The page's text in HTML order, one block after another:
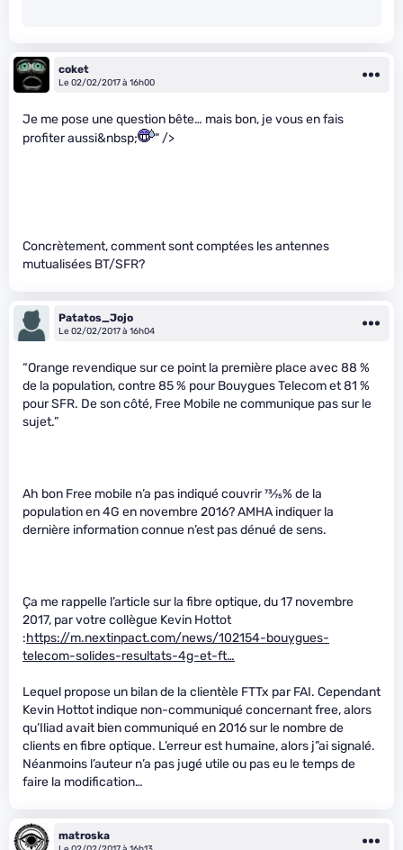
coket
Le 02/02/2017 à 16h00
Je me pose une question bête… mais bon, je vous en fais
profiter aussi&nbsp;
" />
Concrètement, comment sont comptées les antennes
mutualisées BT/SFR?
Patatos_Jojo
Le 02/02/2017 à 16h04
“Orange revendique sur ce point la première place avec 88 %
de la population, contre 85 % pour Bouygues Telecom et 81 %
pour SFR. De son côté, Free Mobile ne communique pas sur le
sujet.”
Ah bon Free mobile n’a pas indiqué couvrir73⁄75% de la
population en 4G en novembre 2016? AMHA indiquer la
dernière information connue n’est pas dénué de sens.
Ça me rappelle l’article sur la fibre optique, du 17 novembre
2017, par votre collègue Kevin Hottot
:https://m.nextinpact.com/news/102154-bouygues-
telecom-solides-resultats-4g-et-ft…
Lequel propose un bilan de la clientèle FTTx par FAI. Cependant
Kevin Hottot indique non-communiqué concernant free, alors
qu’Iliad avait bien communiqué en 2016 sur le nombre de
clients en fibre optique. L’erreur est humaine, alors j”ai signalé.
Néanmoins l’auteur n’a pas jugé utile ou pas eu le temps de
faire la modification…
matroska